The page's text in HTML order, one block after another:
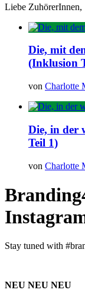
Liebe ZuhörerInnen,
Die, mit
(Inklusion
von Charlotte
Die, in der
Teil 1)
von Charlotte
Stay tuned with
NEU NEU NEU